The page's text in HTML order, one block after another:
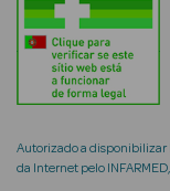
Rosto e
Ver Tudo
Rosto
Autorizado a disponibilizar
da Internet pelo INFARMED,